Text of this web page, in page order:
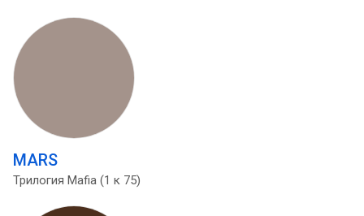
MARS
Трилогия Mafia (1 к 75)